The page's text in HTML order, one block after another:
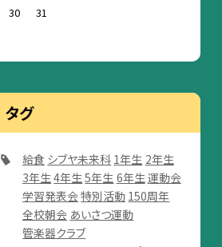
30
31
タグ
給食 シブヤ未来科 1年生 2年生
3年生 4年生 5年生 6年生 運動会
学習発表会特別活動 150周年
全校朝会 あいさつ運動
管楽器クラブ